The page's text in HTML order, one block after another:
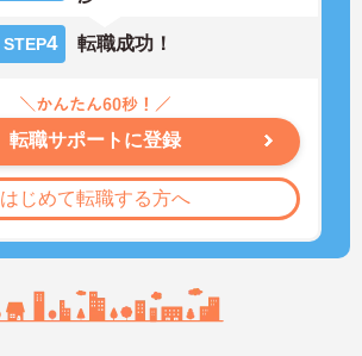
STEP4 転職成功！
転職サポートに登録
はじめて転職する方へ